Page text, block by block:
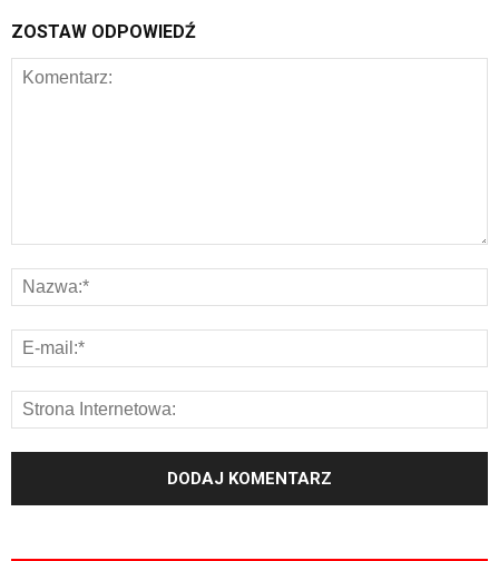
ZOSTAW ODPOWIEDŹ